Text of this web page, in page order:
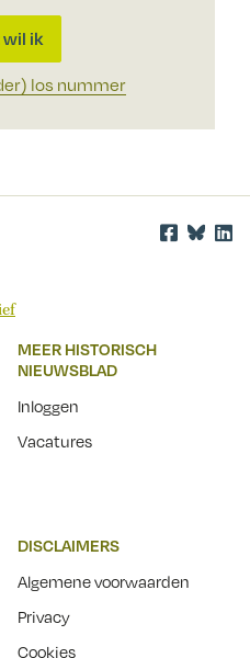
wil ik
los nummer
MEER HISTORISCH
NIEUWSBLAD
Inloggen
Vacatures
DISCLAIMERS
Algemene voorwaarden
Privacy
Cookies